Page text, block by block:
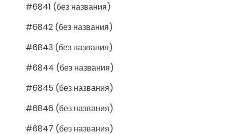
#6841 (без названия)
#6842 (без названия)
#6843 (без названия)
#6844 (без названия)
#6845 (без названия)
#6846 (без названия)
#6847 (без названия)